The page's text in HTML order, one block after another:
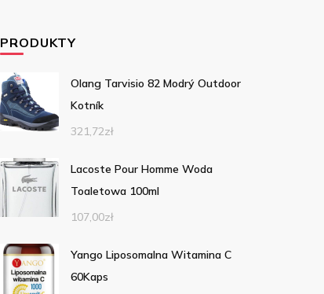
PRODUKTY
Olang Tarvisio 82 Modrý Outdoor
Kotník
321,72zł
Lacoste Pour Homme Woda
Toaletowa 100ml
107,00zł
Yango Liposomalna Witamina C
60Kaps